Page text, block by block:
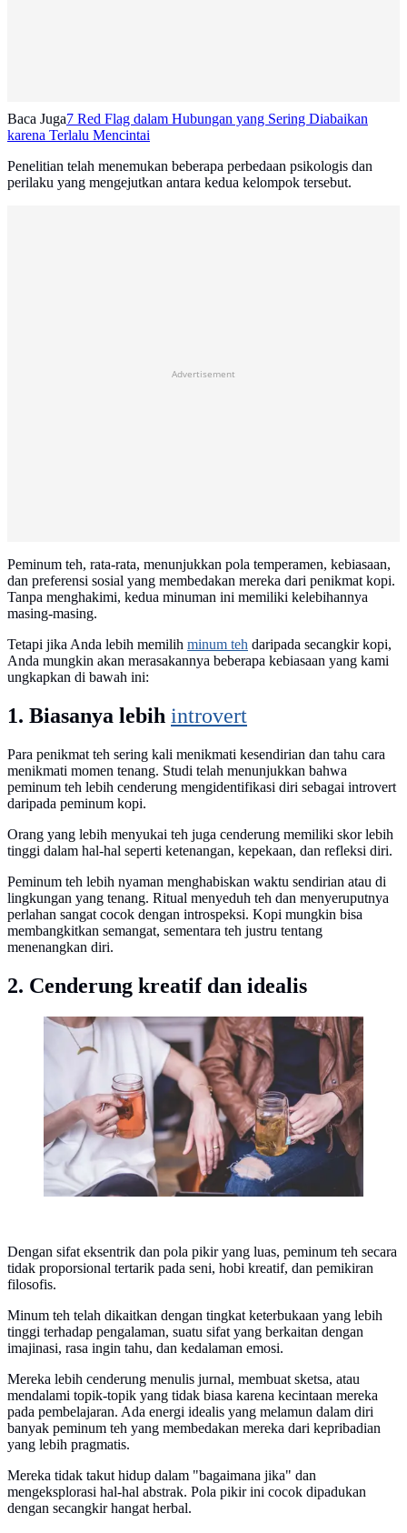
Baca Juga7 Red Flag dalam Hubungan yang Sering Diabaikan
karena Terlalu Mencintai
Penelitian telah menemukan beberapa perbedaan psikologis dan
perilaku yang mengejutkan antara kedua kelompok tersebut.
Advertisement
Peminum teh, rata-rata, menunjukkan pola temperamen, kebiasaan,
dan preferensi sosial yang membedakan mereka dari penikmat kopi.
Tanpa menghakimi, kedua minuman ini memiliki kelebihannya
masing-masing.
Tetapi jika Anda lebih memilih minum teh daripada secangkir kopi,
Anda mungkin akan merasakannya beberapa kebiasaan yang kami
ungkapkan di bawah ini:
1. Biasanya lebih introvert
Para penikmat teh sering kali menikmati kesendirian dan tahu cara
menikmati momen tenang. Studi telah menunjukkan bahwa
peminum teh lebih cenderung mengidentifikasi diri sebagai introvert
daripada peminum kopi.
Orang yang lebih menyukai teh juga cenderung memiliki skor lebih
tinggi dalam hal-hal seperti ketenangan, kepekaan, dan refleksi diri.
Peminum teh lebih nyaman menghabiskan waktu sendirian atau di
lingkungan yang tenang. Ritual menyeduh teh dan menyeruputnya
perlahan sangat cocok dengan introspeksi. Kopi mungkin bisa
membangkitkan semangat, sementara teh justru tentang
menenangkan diri.
2. Cenderung kreatif dan idealis
Minum teh baik untuk kesehatan jantung (Photo by
Matthew Henry on Unsplash)
Dengan sifat eksentrik dan pola pikir yang luas, peminum teh secara
tidak proporsional tertarik pada seni, hobi kreatif, dan pemikiran
filosofis.
Minum teh telah dikaitkan dengan tingkat keterbukaan yang lebih
tinggi terhadap pengalaman, suatu sifat yang berkaitan dengan
imajinasi, rasa ingin tahu, dan kedalaman emosi.
Mereka lebih cenderung menulis jurnal, membuat sketsa, atau
mendalami topik-topik yang tidak biasa karena kecintaan mereka
pada pembelajaran. Ada energi idealis yang melamun dalam diri
banyak peminum teh yang membedakan mereka dari kepribadian
yang lebih pragmatis.
Mereka tidak takut hidup dalam "bagaimana jika" dan
mengeksplorasi hal-hal abstrak. Pola pikir ini cocok dipadukan
dengan secangkir hangat herbal.